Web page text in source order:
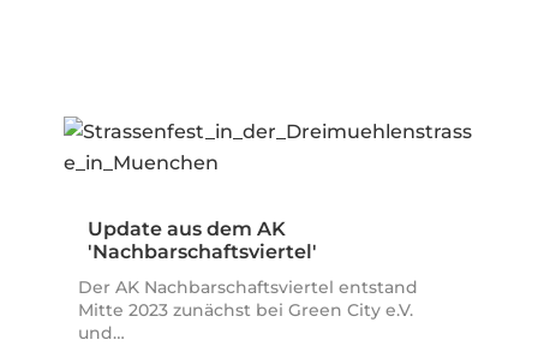
Update aus dem AK
'Nachbarschaftsviertel'
Der AK Nachbarschaftsviertel entstand
Mitte 2023 zunächst bei Green City e.V.
und…